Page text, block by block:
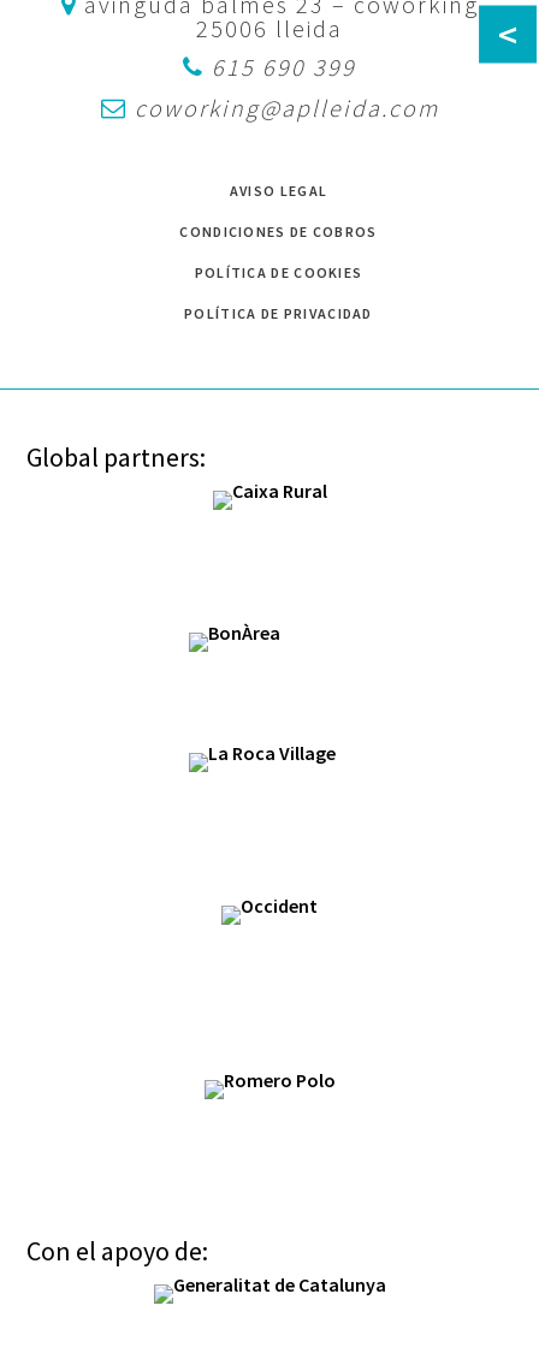
25006 lleida
615 690 399
coworking@aplleida.com
AVISO LEGAL
CONDICIONES DE COBROS
POLÍTICA DE COOKIES
POLÍTICA DE PRIVACIDAD
Global partners:
Con el apoyo de:
<